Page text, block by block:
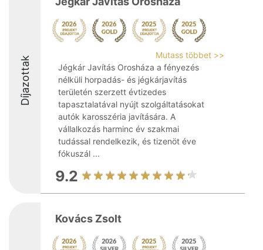
Díjazottak
Mutass többet >>
Jégkár Javítás Orosháza a fényezés
nélküli horpadás- és jégkárjavítás
területén szerzett évtizedes
tapasztalatával nyújt szolgáltatásokat
autók karosszéria javítására. A
vállalkozás harminc év szakmai
tudással rendelkezik, és tizenöt éve
fókuszál ...
9.2
Kovács Zsolt